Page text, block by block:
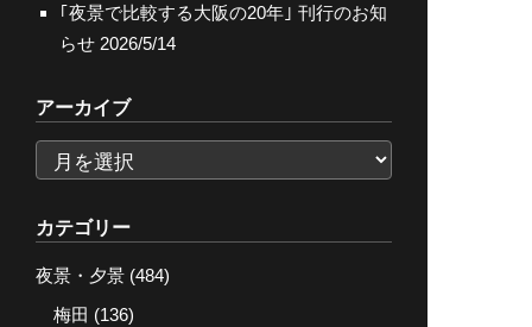
｢夜景で比較する大阪の20年｣ 刊行のお知
らせ 2026/5/14
アーカイブ
ー
カ
イ
ブ
カテゴリー
夜景・夕景 (484)
梅田 (136)